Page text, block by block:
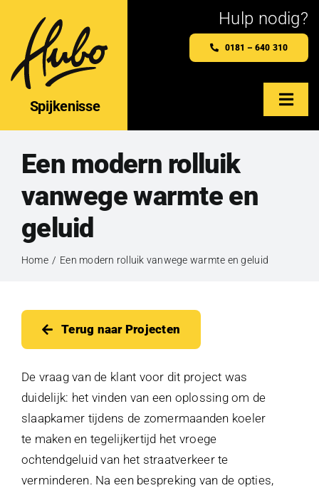
inhoud
Spijkenisse
Hulp nodig?
0181 – 640 310
Hubo Spijkenisse
Maatwerkproducten
Afspraak maken
Contact
Een modern rolluik
vanwege warmte en
geluid
Home Een modern rolluik vanwege warmte en geluid
Terug naar Projecten
De vraag van de klant voor dit project was
duidelijk: het vinden van een oplossing om de
slaapkamer tijdens de zomermaanden koeler
te maken en tegelijkertijd het vroege
ochtendgeluid van het straatverkeer te
verminderen. Na een bespreking van de opties,